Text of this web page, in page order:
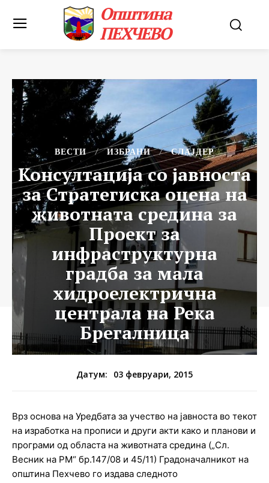
Општина
ПЕХЧЕВО
ВЕСТИ ИЗБРАНИ СЛАЈДЕР
Консултација со јавноста
за Стратегиска оцена на
животната средина за
Проект за
инфраструктурна
градба за мала
хидроелектрична
централа на Река
Брегалница
Датум: 03 февруари, 2015
Врз основа на Уредбата за учество на јавноста во текот
на изработка на прописи и други акти како и планови и
програми од областа на животната средина („Сл.
Весник на РМ“ бр.147/08 и 45/11) Градоначалникот на
општина Пехчево го издава следното